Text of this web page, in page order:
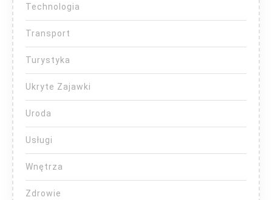
Technologia
Transport
Turystyka
Ukryte Zajawki
Uroda
Usługi
Wnętrza
Zdrowie